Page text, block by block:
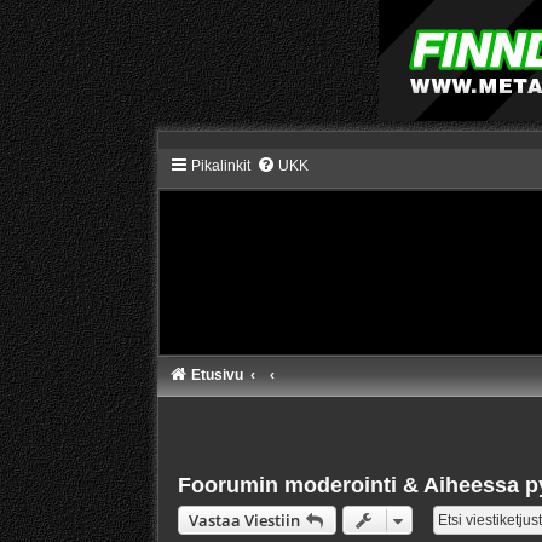
Pikalinkit UKK
Etusivu
Foorumin moderointi & Aiheessa
Vastaa Viestiin